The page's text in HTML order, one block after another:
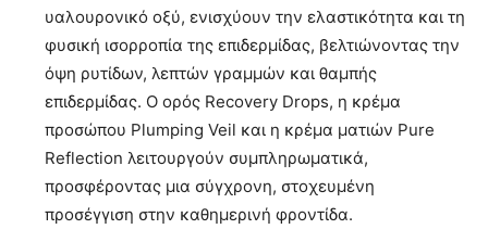
υαλουρονικό οξύ, ενισχύουν την ελαστικότητα και τη
φυσική ισορροπία της επιδερμίδας, βελτιώνοντας την
όψη ρυτίδων, λεπτών γραμμών και θαμπής
επιδερμίδας. Ο ορός Recovery Drops, η κρέμα
προσώπου Plumping Veil και η κρέμα ματιών Pure
Reflection λειτουργούν συμπληρωματικά,
προσφέροντας μια σύγχρονη, στοχευμένη
προσέγγιση στην καθημερινή φροντίδα.